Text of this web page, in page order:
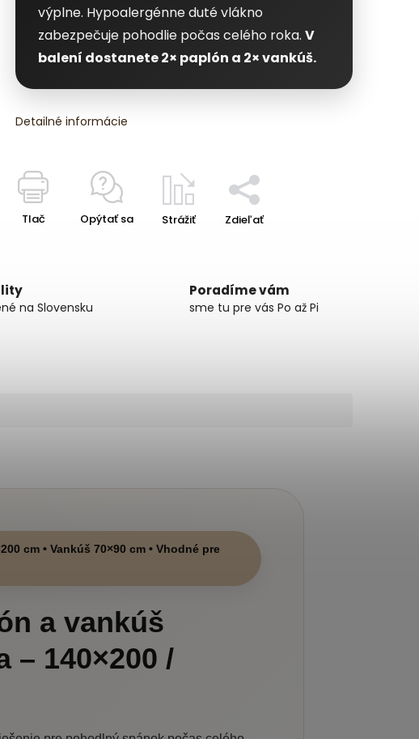
výplne. Hypoalergénne duté vlákno
zabezpečuje pohodlie počas celého roka. V
balení dostanete 2× paplón a 2× vankúš.
Detailné informácie
Tlač Opýtať sa Strážiť Zdieľať
na Slovensku
Poradíme vám
sme tu pre vás Po až Pi
cm • Vankúš 70×90 cm • Vhodné pre
a vankúš
– 140×200 /